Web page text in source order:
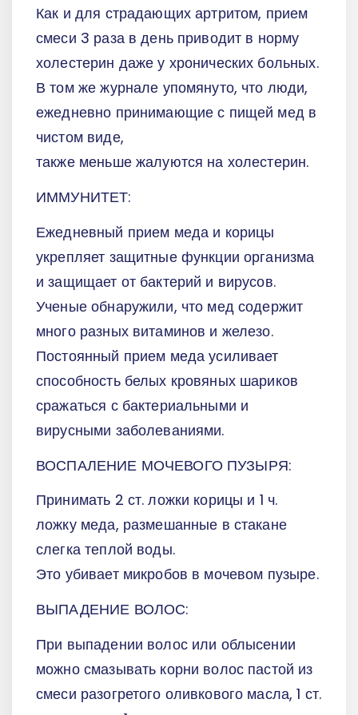
Как и для страдающих артритом, прием
смеси 3 раза в день приводит в норму
холестерин даже у хронических больных.
В том же журнале упомянуто, что люди,
ежедневно принимающие с пищей мед в
чистом виде,
также меньше жалуются на холестерин.
ИММУНИТЕТ:
Ежедневный прием меда и корицы
укрепляет защитные функции организма
и защищает от бактерий и вирусов.
Ученые обнаружили, что мед содержит
много разных витаминов и железо.
Постоянный прием меда усиливает
способность белых кровяных шариков
сражаться с бактериальными и
вирусными заболеваниями.
ВОСПАЛЕНИЕ МОЧЕВОГО ПУЗЫРЯ:
Принимать 2 ст. ложки корицы и 1 ч.
ложку меда, размешанные в стакане
слегка теплой воды.
Это убивает микробов в мочевом пузыре.
ВЫПАДЕНИЕ ВОЛОС:
При выпадении волос или облысении
можно смазывать корни волос пастой из
смеси разогретого оливкового масла, 1 ст.